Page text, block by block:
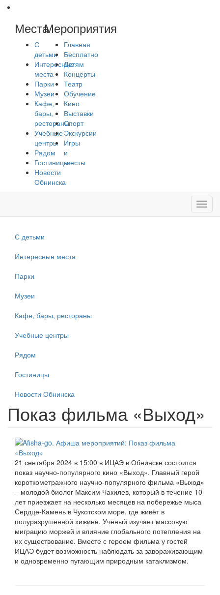
Места
С
детьми
Интересные
места
Парки
Музеи
Кафе,
бары,
рестораны
Учебные
центры
Рядом
Гостиницы
Новости
Обнинска
Мероприятия
Главная
Бесплатно
Детям
Концерты
Театр
Обучение
Кино
Выставки
Спорт
Экскурсии
Игры
и
квесты
С детьми
Интересные места
Парки
Музеи
Кафе, бары, рестораны
Учебные центры
Рядом
Гостиницы
Новости Обнинска
Показ фильма «Выход»
21 сентября 2024 в 15:00 в ИЦАЭ в Обнинске состоится
показ научно-популярного кино «Выход». Главный герой
короткометражного научно-популярного фильма «Выход»
– молодой биолог Максим Чакилев, который в течение 10
лет приезжает на несколько месяцев на побережье мыса
Сердце-Камень в Чукотском море, где живёт в
полуразрушенной хижине. Учёный изучает массовую
миграцию моржей и влияние глобального потепления на
их существование. Вместе с героем фильма у гостей
ИЦАЭ будет возможность наблюдать за завораживающим
и одновременно пугающим природным катаклизмом.